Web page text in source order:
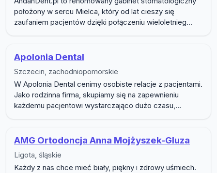
położony w sercu Mielca, który od lat cieszy się
zaufaniem pacjentów dzięki połączeniu wieloletnieg...
Apolonia Dental
Szczecin, zachodniopomorskie
W Apolonia Dental cenimy osobiste relacje z pacjentami.
Jako rodzinna firma, skupiamy się na zapewnieniu
każdemu pacjentowi wystarczająco dużo czasu,...
AMG Ortodoncja Anna Mojżyszek-Gluza
Ligota, śląskie
Każdy z nas chce mieć biały, piękny i zdrowy uśmiech.